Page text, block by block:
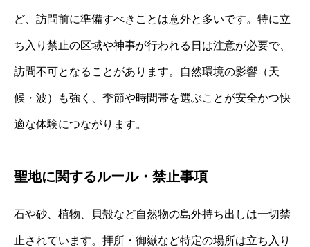
ど、訪問前に準備すべきことは意外と多いです。特に立
ち入り禁止の区域や神事が行われる日は注意が必要で、
訪問不可となることがあります。自然環境の影響（天
候・波）も強く、季節や時間帯を選ぶことが安全かつ快
適な体験につながります。
聖地に関するルール・禁止事項
石や砂、植物、貝殻など自然物の島外持ち出しは一切禁
止されています。拝所・御嶽など特定の場所は立ち入り